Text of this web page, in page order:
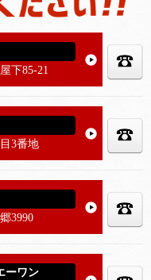
下85-21
3番地
3990
ーワン